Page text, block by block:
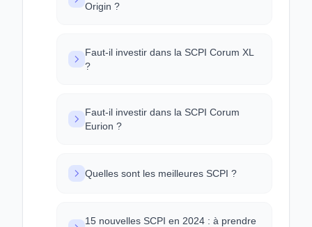
Origin ?
Faut-il investir dans la SCPI Corum XL
?
Faut-il investir dans la SCPI Corum
Eurion ?
Quelles sont les meilleures SCPI ?
15 nouvelles SCPI en 2024 : à prendre